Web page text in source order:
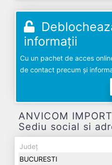
informații
Cu un pachet de acces
de contact precum și
ANVICOM
Sediu social si
Județ
BUCURESTI